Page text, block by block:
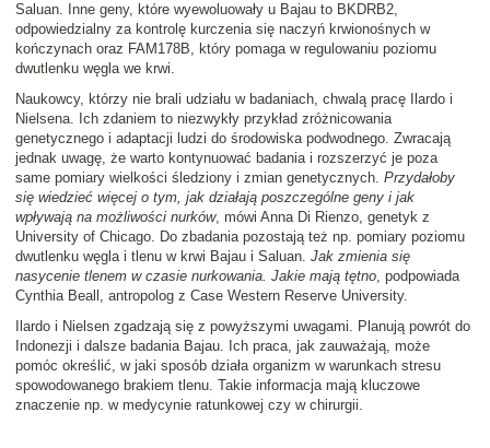
Saluan. Inne geny, które wyewoluowały u Bajau to BKDRB2,
odpowiedzialny za kontrolę kurczenia się naczyń krwionośnych w
kończynach oraz FAM178B, który pomaga w regulowaniu poziomu
dwutlenku węgla we krwi.
Naukowcy, którzy nie brali udziału w badaniach, chwalą pracę Ilardo i
Nielsena. Ich zdaniem to niezwykły przykład zróżnicowania
genetycznego i adaptacji ludzi do środowiska podwodnego. Zwracają
jednak uwagę, że warto kontynuować badania i rozszerzyć je poza
same pomiary wielkości śledziony i zmian genetycznych. Przydałoby
się wiedzieć więcej o tym, jak działają poszczególne geny i jak
wpływają na możliwości nurków, mówi Anna Di Rienzo, genetyk z
University of Chicago. Do zbadania pozostają też np. pomiary poziomu
dwutlenku węgla i tlenu w krwi Bajau i Saluan. Jak zmienia się
nasycenie tlenem w czasie nurkowania. Jakie mają tętno, podpowiada
Cynthia Beall, antropolog z Case Western Reserve University.
Ilardo i Nielsen zgadzają się z powyższymi uwagami. Planują powrót do
Indonezji i dalsze badania Bajau. Ich praca, jak zauważają, może
pomóc określić, w jaki sposób działa organizm w warunkach stresu
spowodowanego brakiem tlenu. Takie informacja mają kluczowe
znaczenie np. w medycynie ratunkowej czy w chirurgii.